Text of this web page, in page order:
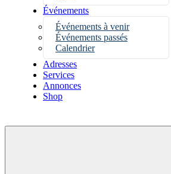
Événements
Événements à venir
Événements passés
Calendrier
Adresses
Services
Annonces
Shop